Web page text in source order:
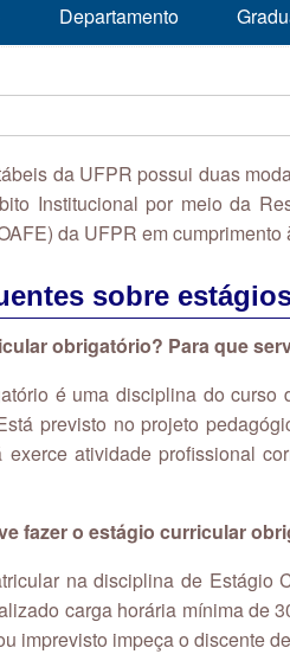
Departamento
da UFPR possui duas
Institucional por meio da
da UFPR em cumprimento
sobre
obrigatório? Para que
é uma disciplina do
previsto no projeto
exerce atividade profissional
fazer o estágio curricular
na disciplina de Estágio
carga horária mínima de
imprevisto impeça o discente